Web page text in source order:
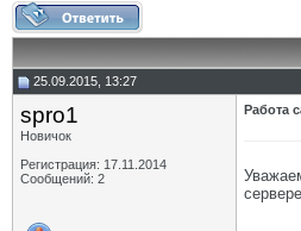
25.09.2015, 13:27
spro1
Новичок
Регистрация: 17.11.2014
Сообщений: 2
Работа